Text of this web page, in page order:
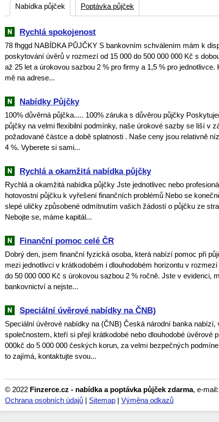
Nabídka půjček Poptávka půjček
Rychlá spokojenost
78 fhggd NABÍDKA PŮJČKY S bankovním schválením mám k
poskytování úvěrů v rozmezí od 15 000 do 500 000 000 Kč s
až 25 let a úrokovou sazbou 2 % pro firmy a 1,5 % pro jednotlivce.
mě na adrese...
Nabídky Půjčky
100% důvěrná půjčka..... 100% záruka s důvěrou půjčky
půjčky na velmi flexibilní podmínky, naše úrokové sazby se liší v
požadované částce a době splatnosti . Naše ceny jsou relativně
4 %. Vyberete si sami...
Rychlá a okamžitá nabídka půjčky
Rychlá a okamžitá nabídka půjčky Jste jednotlivec nebo
hotovostní půjčku k vyřešení finančních problémů Nebo se
slepé uličky způsobené odmítnutím vašich žádostí o půjčku ze
Nebojte se, máme kapitál...
Finanční pomoc celé ČR
Dobrý den, jsem finanční fyzická osoba, která nabízí pomoc při
mezi jednotlivci v krátkodobém i dlouhodobém horizontu v
do 50 000 000 Kč s úrokovou sazbou 2 % ročně. Jste v evidenci,
bankovnictví a nejste...
Speciální úvěrové nabídky na ČNB)
Speciální úvěrové nabídky na (ČNB) Česká národní banka nabízí,
společnostem, kteří si přejí krátkodobé nebo dlouhodobé úvěrové
000kč do 5 000 000 českých korun, za velmi bezpečných
to zajímá, kontaktujte svou...
© 2022 Finzerce.cz - nabídka a poptávka půjček zdarma, e-
Ochrana osobních údajů | Sitemap | Výměna odkazů